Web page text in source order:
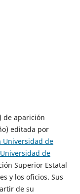
de aparición
editada por
Universidad de
Universidad de
Superior Estatal
y los oficios. Sus
de su